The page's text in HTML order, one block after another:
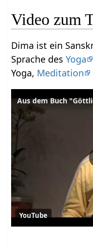
Video zum
Dima ist ein
Sprache desYoga
Yoga, Meditation
Aus dem Buch
YouTube